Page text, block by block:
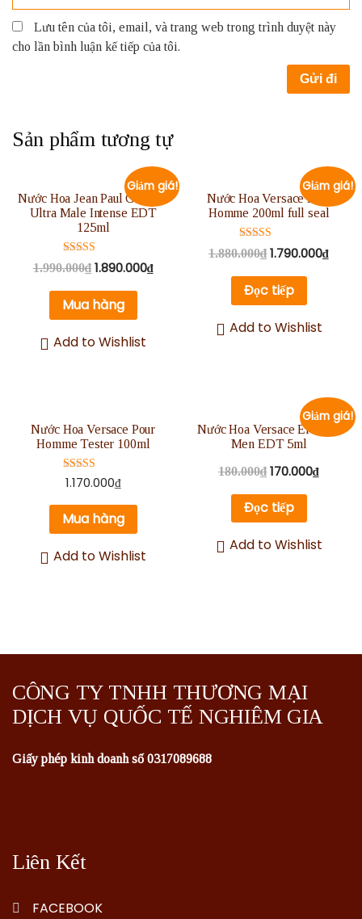
Lưu tên của tôi, email, và trang web trong trình duyệt này
cho lần bình luận kế tiếp của tôi.
Sản phẩm tương tự
Giảm giá!
Nước Hoa Jean Paul Gaultier
Ultra Male Intense EDT
125ml
Được xếp
hạng
1.990.000₫ 1.890.000₫
Mua hàng
Add to Wishlist
Giảm giá!
Nước Hoa Versace Pour
Homme 200ml full seal
Được xếp
hạng
1.880.000₫ 1.790.000₫
Đọc tiếp
Add to Wishlist
Nước Hoa Versace Pour
Homme Tester 100ml
Được xếp
hạng
5 sao
1.170.000₫
Mua hàng
Add to Wishlist
Giảm giá!
Nước Hoa Versace Eros for
Men EDT 5ml
180.000₫ 170.000₫
Đọc tiếp
Add to Wishlist
CÔNG TY TNHH THƯƠNG MẠI
DỊCH VỤ QUỐC TẾ NGHIÊM GIA
Giấy phép kinh doanh số 0317089688
Liên Kết
FACEBOOK